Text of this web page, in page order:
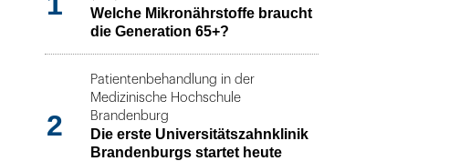
Welche Mikronährstoffe braucht
die Generation 65+?
2
Patientenbehandlung in der
Medizinische Hochschule
Brandenburg
Die erste Universitätszahnklinik
Brandenburgs startet heute